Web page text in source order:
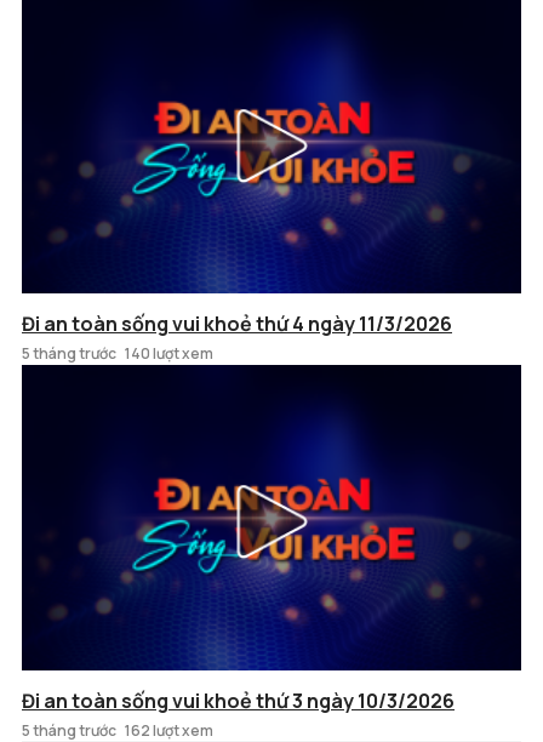
Đi an toàn sống vui khoẻ thứ 4 ngày 11/3/2026
5 tháng trước 140 lượt xem
Đi an toàn sống vui khoẻ thứ 3 ngày 10/3/2026
5 tháng trước 162 lượt xem